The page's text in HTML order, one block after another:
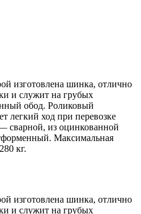
изготовлена шинка, отлично
и служит на грубых
обод. Роликовый
легкий ход при перевозке
сварной, из оцинкованной
Максимальная
кг.
изготовлена шинка, отлично
и служит на грубых